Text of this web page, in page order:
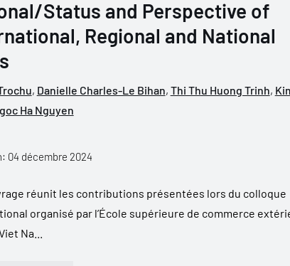
Status and Perspective of
Regional and National
, Danielle Charles-Le Bihan, Thi Thu Huong Trinh,
Ha Nguyen
04 décembre 2024
réunit les contributions présentées lors du colloque
organisé par l’École supérieure de commerce
Na...